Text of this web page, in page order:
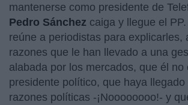
mantenerse como presidente de
Pedro Sánchez caiga y llegue el
reúne a periodistas para explicarles,
razones que le han llevado a una
alabada por los mercados, que él no
presidente político, que haya
razones políticas -¡Noooooooo!- y